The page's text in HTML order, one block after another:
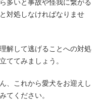
対処しなければなりませ
解して逃げることへの対処
ててみましょう。
、これから愛犬をお迎えし
てください。